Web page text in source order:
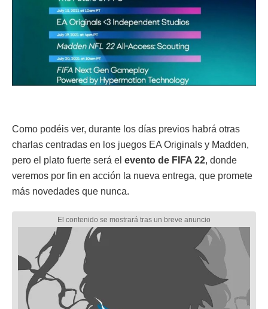
Como podéis ver, durante los días previos habrá otras
charlas centradas en los juegos EA Originals y Madden,
pero el plato fuerte será el evento de FIFA 22, donde
veremos por fin en acción la nueva entrega, que promete
más novedades que nunca.